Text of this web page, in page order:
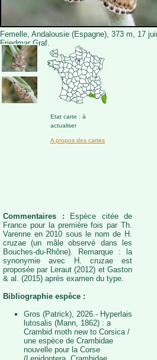
Femelle, Andalousie (Espagne), 373 m, 17
Friedmar Graf.
Etat carte : à
actualiser
A propos des cartes
Commentaires :
Espèce citée de
France pour la première fois par Th.
Varenne en 2010 sous le nom de H.
cruzae (un mâle observé dans les
Bouches-du-Rhône). Remarque : la
synonymie avec H. cruzae est
proposée par Leraut (2012) et Gaston
& al. (2015) après examen du type.
Bibliographie espèce :
Gros (Patrick), 2026.- Hyperlais
lutosalis (Mann, 1862) : a
Crambid moth new to Corsica /
une espèce de Crambidae
nouvelle pour la Corse